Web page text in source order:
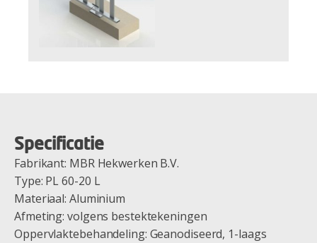
Specificatie
Fabrikant: MBR Hekwerken B.V.
Type: PL 60-20 L
Materiaal: Aluminium
Afmeting: volgens bestektekeningen
Oppervlaktebehandeling: Geanodiseerd, 1-laags